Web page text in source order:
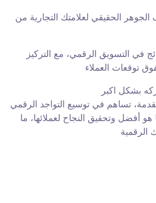
الحقيقي لعلامتك التجارية من
في التسويق الرقمي، مع التركيز
تساهم في توسيع التواجد الرقمي
هو أفضل وتحقيق النجاح لعملائها، ما